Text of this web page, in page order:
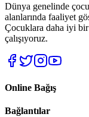
Dünya genelinde
alanlarında faaliyet
Çocuklara daha iyi
çalışıyoruz.
Online Bağış
Bağlantılar